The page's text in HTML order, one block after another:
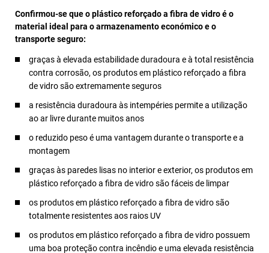
Confirmou-se que o plástico reforçado a fibra de vidro é o
material ideal para o armazenamento económico e o
transporte seguro:
graças à elevada estabilidade duradoura e à total resistência
contra corrosão, os produtos em plástico reforçado a fibra
de vidro são extremamente seguros
a resistência duradoura às intempéries permite a utilização
ao ar livre durante muitos anos
o reduzido peso é uma vantagem durante o transporte e a
montagem
graças às paredes lisas no interior e exterior, os produtos em
plástico reforçado a fibra de vidro são fáceis de limpar
os produtos em plástico reforçado a fibra de vidro são
totalmente resistentes aos raios UV
os produtos em plástico reforçado a fibra de vidro possuem
uma boa proteção contra incêndio e uma elevada resistência